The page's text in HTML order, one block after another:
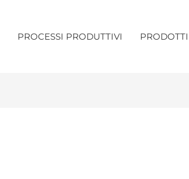
PROCESSI PRODUTTIVI PRODOTTI